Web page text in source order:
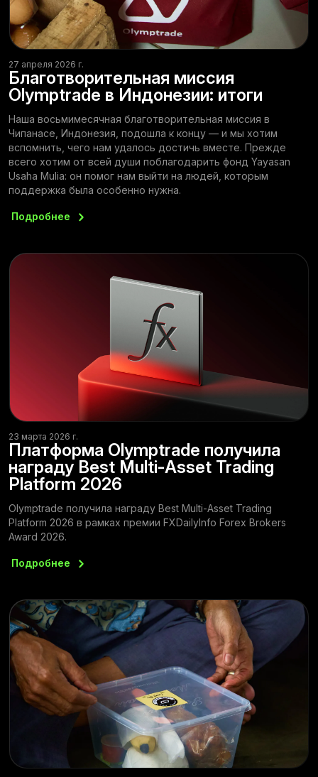
27 апреля 2026 г.
Благотворительная миссия
Olymptrade в Индонезии: итоги
Наша восьмимесячная благотворительная миссия в
Чипанасе, Индонезия, подошла к концу — и мы хотим
вспомнить, чего нам удалось достичь вместе. Прежде
всего хотим от всей души поблагодарить фонд Yayasan
Usaha Mulia: он помог нам выйти на людей, которым
поддержка была особенно нужна.
Подробнее
23 марта 2026 г.
Платформа Olymptrade получила
награду Best Multi-Asset Trading
Platform 2026
Olymptrade получила награду Best Multi-Asset Trading
Platform 2026 в рамках премии FXDailyInfo Forex Brokers
Award 2026.
Подробнее